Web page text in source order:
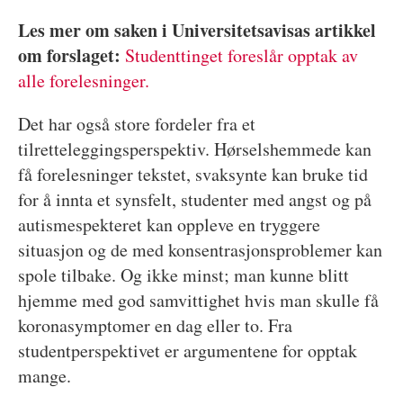
Les mer om saken i Universitetsavisas artikkel
om forslaget: Studenttinget foreslår opptak av
alle forelesninger.
Det har også store fordeler fra et
tilretteleggingsperspektiv. Hørselshemmede kan
få forelesninger tekstet, svaksynte kan bruke tid
for å innta et synsfelt, studenter med angst og på
autismespekteret kan oppleve en tryggere
situasjon og de med konsentrasjonsproblemer kan
spole tilbake. Og ikke minst; man kunne blitt
hjemme med god samvittighet hvis man skulle få
koronasymptomer en dag eller to. Fra
studentperspektivet er argumentene for opptak
mange.